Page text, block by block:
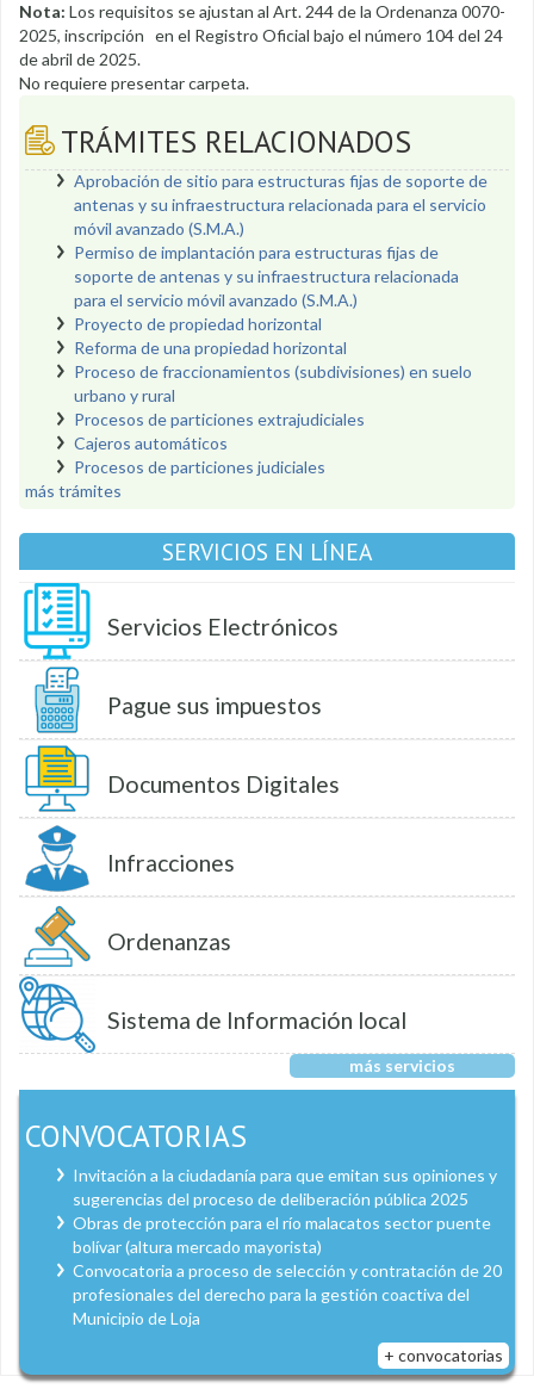
Nota: Los requisitos se ajustan al Art. 244 de la Ordenanza 0070-
2025, inscripción en el Registro Oficial bajo el número 104 del 24
de abril de 2025.
No requiere presentar carpeta.
TRÁMITES RELACIONADOS
Aprobación de sitio para estructuras fijas de soporte de
antenas y su infraestructura relacionada para el servicio
móvil avanzado (S.M.A.)
Permiso de implantación para estructuras fijas de
soporte de antenas y su infraestructura relacionada
para el servicio móvil avanzado (S.M.A.)
Proyecto de propiedad horizontal
Reforma de una propiedad horizontal
Proceso de fraccionamientos (subdivisiones) en suelo
urbano y rural
Procesos de particiones extrajudiciales
Cajeros automáticos
Procesos de particiones judiciales
más trámites
SERVICIOS EN LÍNEA
Servicios Electrónicos
Pague sus impuestos
Documentos Digitales
Infracciones
Ordenanzas
Sistema de Información local
más servicios
CONVOCATORIAS
Invitación a la ciudadanía para que emitan sus opiniones y
sugerencias del proceso de deliberación pública 2025
Obras de protección para el río malacatos sector puente
bolívar (altura mercado mayorista)
Convocatoria a proceso de selección y contratación de 20
profesionales del derecho para la gestión coactiva del
Municipio de Loja
+ convocatorias